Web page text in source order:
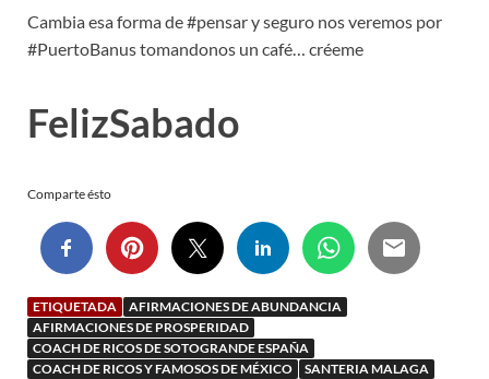
Cambia esa forma de #pensar y seguro nos veremos por
#PuertoBanus tomandonos un café… créeme
FelizSabado
Comparte ésto
ETIQUETADA
AFIRMACIONES DE ABUNDANCIA
AFIRMACIONES DE PROSPERIDAD
COACH DE RICOS DE SOTOGRANDE ESPAÑA
COACH DE RICOS Y FAMOSOS DE MÉXICO
SANTERIA MALAGA